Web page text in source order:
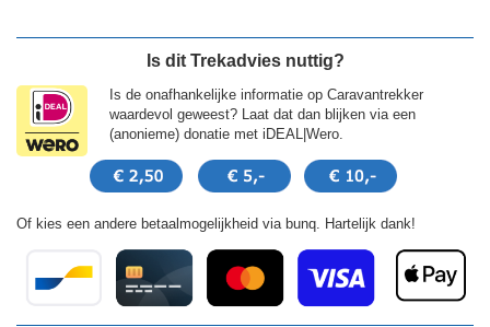
Is dit Trekadvies nuttig?
Is de onafhankelijke informatie op Caravantrekker
waardevol geweest? Laat dat dan blijken via een
(anonieme) donatie met iDEAL|Wero.
Of kies een andere betaalmogelijkheid via bunq. Hartelijk dank!